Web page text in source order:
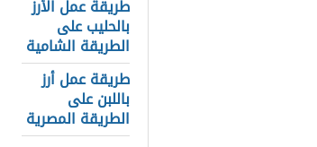
طريقة عمل الأرز
بالحليب على
الطريقة الشامية
طريقة عمل أرز
باللبن على
الطريقة المصرية